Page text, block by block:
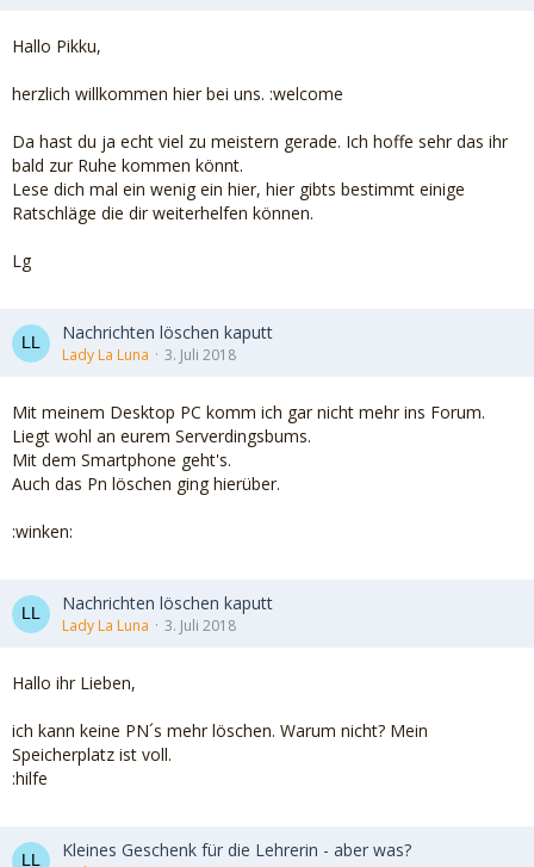
Hallo Pikku,
herzlich willkommen hier bei uns. :welcome
Da hast du ja echt viel zu meistern gerade. Ich hoffe sehr das ihr
bald zur Ruhe kommen könnt.
Lese dich mal ein wenig ein hier, hier gibts bestimmt einige
Ratschläge die dir weiterhelfen können.
Lg
Nachrichten löschen kaputt
Lady La Luna 3. Juli 2018
Mit meinem Desktop PC komm ich gar nicht mehr ins Forum.
Liegt wohl an eurem Serverdingsbums.
Mit dem Smartphone geht's.
Auch das Pn löschen ging hierüber.
:winken:
Nachrichten löschen kaputt
Lady La Luna 3. Juli 2018
Hallo ihr Lieben,
ich kann keine PN´s mehr löschen. Warum nicht? Mein
Speicherplatz ist voll.
:hilfe
Kleines Geschenk für die Lehrerin - aber was?